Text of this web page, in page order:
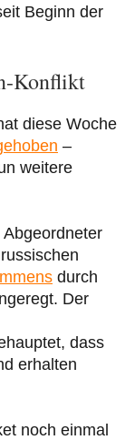
Beginn der
Konflikt
diese Woche
–
weitere
durch
Der
dass
erhalten
noch einmal